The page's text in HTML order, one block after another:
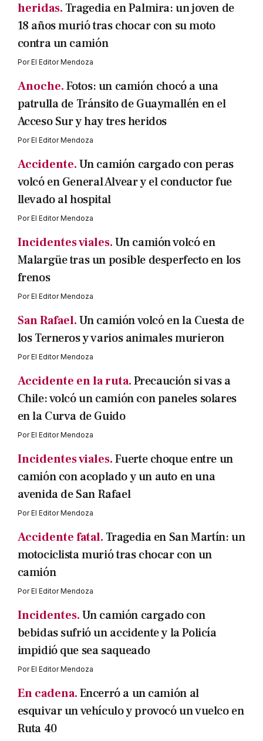
heridas. Tragedia en Palmira: un joven de
18 años murió tras chocar con su moto
contra un camión
PorEl Editor Mendoza
Anoche.Fotos: un camión chocó a una
patrulla de Tránsito de Guaymallén en el
Acceso Sur y hay tres heridos
PorEl Editor Mendoza
Accidente.Un camión cargado con peras
volcó en General Alvear y el conductor fue
llevado al hospital
PorEl Editor Mendoza
Incidentes viales.Un camión volcó en
Malargüe tras un posible desperfecto en los
frenos
PorEl Editor Mendoza
San Rafael.Un camión volcó en la Cuesta de
los Terneros y varios animales murieron
PorEl Editor Mendoza
Accidente en la ruta.Precaución si vas a
Chile: volcó un camión con paneles solares
en la Curva de Guido
PorEl Editor Mendoza
Incidentes viales.Fuerte choque entre un
camión con acoplado y un auto en una
avenida de San Rafael
PorEl Editor Mendoza
Accidente fatal. Tragedia en San Martín: un
motociclista murió tras chocar con un
camión
PorEl Editor Mendoza
Incidentes.Un camión cargado con
bebidas sufrió un accidente y la Policía
impidió que sea saqueado
PorEl Editor Mendoza
En cadena.Encerró a un camión al
esquivar un vehículo y provocó un vuelco en
Ruta 40